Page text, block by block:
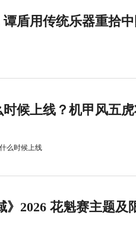
盾用传统乐器重拾
候上线？机甲风五
么时候上线
2026 花魁赛主题及